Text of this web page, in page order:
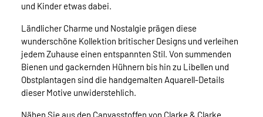
und Kinder etwas dabei.
Ländlicher Charme und Nostalgie prägen diese
wunderschöne Kollektion britischer Designs und verleihen
jedem Zuhause einen entspannten Stil. Von summenden
Bienen und gackernden Hühnern bis hin zu Libellen und
Obstplantagen sind die handgemalten Aquarell-Details
dieser Motive unwiderstehlich.
Nähen Sie aus den Canvasstoffen von Clarke & Clarke